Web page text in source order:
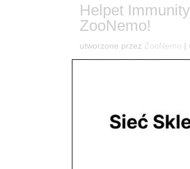
Helpet
ZooNemo!
utworzone przez ZooNemo |